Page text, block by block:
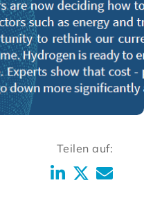
Teilen auf: